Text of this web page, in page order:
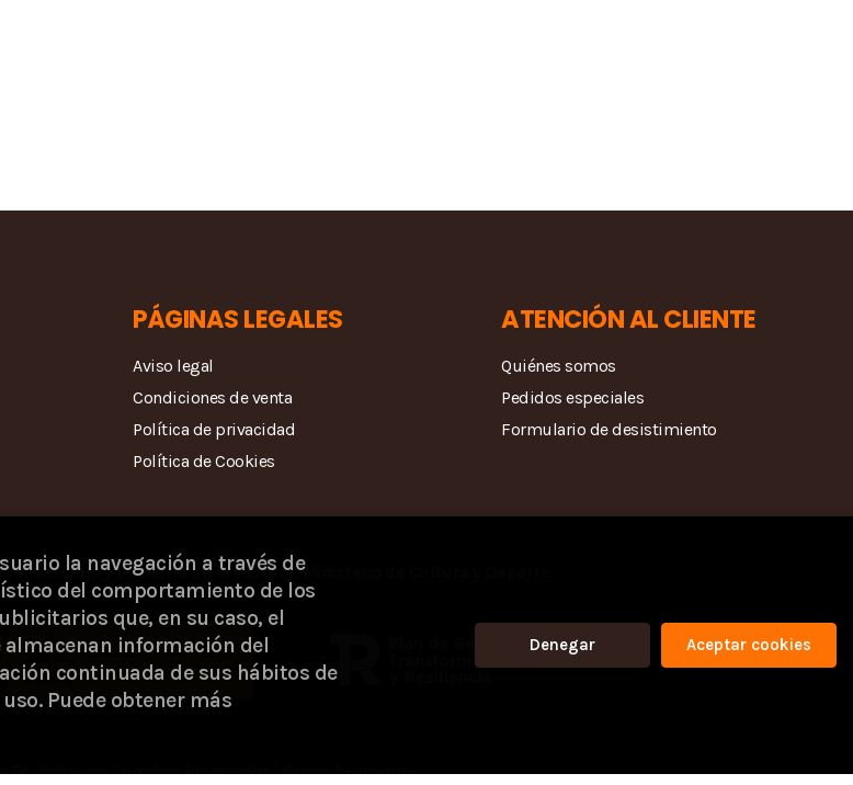
PÁGINAS LEGALES
Aviso legal
Condiciones de venta
Política de privacidad
Política de Cookies
ATENCIÓN AL CLIENTE
Quiénes somos
Pedidos especiales
Formulario de desistimiento
del Libro y Fomento de la Lectura, Ministerio de Cultura y Deporte.
SL. Todos los Derechos Reservados |Grupo Trevenque
la navegación a través de
del comportamiento de los
que, en su caso, el
información del
continuada de sus hábitos de
Puede obtener más
Denegar Aceptar cookies